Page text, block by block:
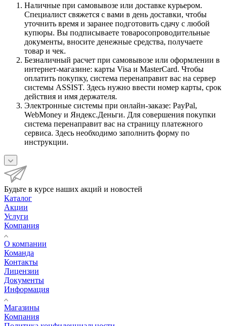
Наличные при самовывозе или доставке курьером.
Специалист свяжется с вами в день доставки, чтобы
уточнить время и заранее подготовить сдачу с любой
купюры. Вы подписываете товаросопроводительные
документы, вносите денежные средства, получаете
товар и чек.
Безналичный расчет при самовывозе или оформлении в
интернет-магазине: карты Visa и MasterCard. Чтобы
оплатить покупку, система перенаправит вас на сервер
системы ASSIST. Здесь нужно ввести номер карты, срок
действия и имя держателя.
Электронные системы при онлайн-заказе: PayPal,
WebMoney и Яндекс.Деньги. Для совершения покупки
система перенаправит вас на страницу платежного
сервиса. Здесь необходимо заполнить форму по
инструкции.
Будьте в курсе наших акций и новостей
Каталог
Акции
Услуги
Компания
О компании
Команда
Контакты
Лицензии
Документы
Информация
Магазины
Компания